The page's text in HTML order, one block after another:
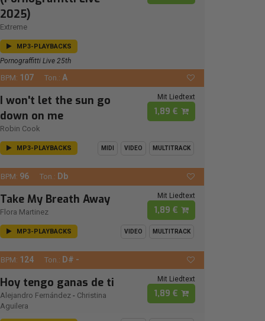
2025)
Extreme
MP3-PLAYBACKS
Pornograffitti Live 25th
BPM: 107 Ton.: A
I won't let the sun go
down on me
Robin Cook
Mit Liedtext
1,89 €
MP3-PLAYBACKS MIDI VIDEO MULTITRACK
BPM: 96 Ton.: Db
Take My Breath Away
Flora Martinez
Mit Liedtext
1,89 €
MP3-PLAYBACKS VIDEO MULTITRACK
BPM: 124 Ton.: D# -
Hoy tengo ganas de ti
Alejandro Fernández - Christina
Aguilera
Mit Liedtext
1,89 €